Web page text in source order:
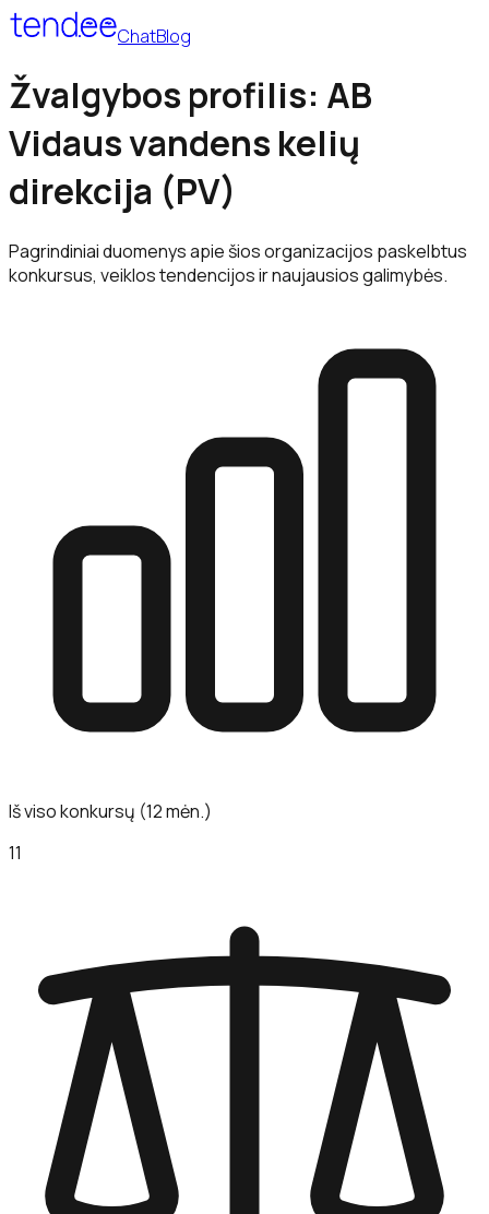
ChatBlog
Žvalgybos profilis: AB
Vidaus vandens kelių
direkcija (PV)
Pagrindiniai duomenys apie šios organizacijos paskelbtus
konkursus, veiklos tendencijos ir naujausios galimybės.
Iš viso konkursų (12 mėn.)
11